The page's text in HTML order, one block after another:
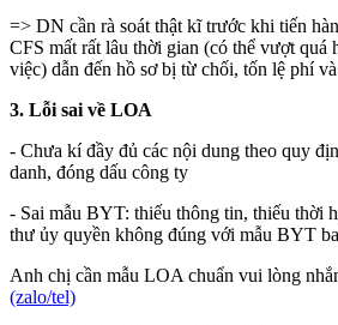
=> DN cần rà soát thật kĩ trước khi tiến
CFS mất rất lâu thời gian (có thể vượt quá
việc) dẫn đến hồ sơ bị từ chối, tốn lệ phí
3. Lỗi sai về LOA
- Chưa kí đầy đủ các nội dung theo quy
danh, đóng dấu công ty
- Sai mẫu BYT: thiếu thông tin, thiếu thời
thư ủy quyền không đúng với mẫu BYT
Anh chị cần mẫu LOA chuẩn vui lòng
(zalo/tel)